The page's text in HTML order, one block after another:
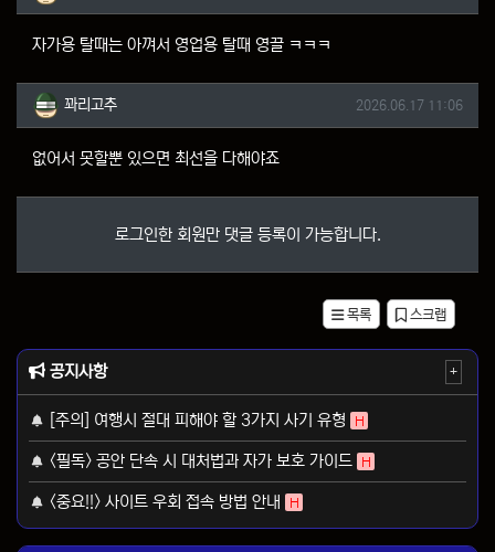
자가용 탈때는 아껴서 영업용 탈때 영끌 ㅋㅋㅋ
꽈리고추님의 댓글
꽈리고추 작성일
2026.06.17 11:06
없어서 못할뿐 있으면 최선을 다해야죠
로그인한 회원만 댓글 등록이 가능합니다.
목록 스크랩
공지사항 +
[주의] 여행시 절대 피해야 할 3가지 사기 유형 H
<필독> 공안 단속 시 대처법과 자가 보호 가이드 H
<중요!!> 사이트 우회 접속 방법 안내 H